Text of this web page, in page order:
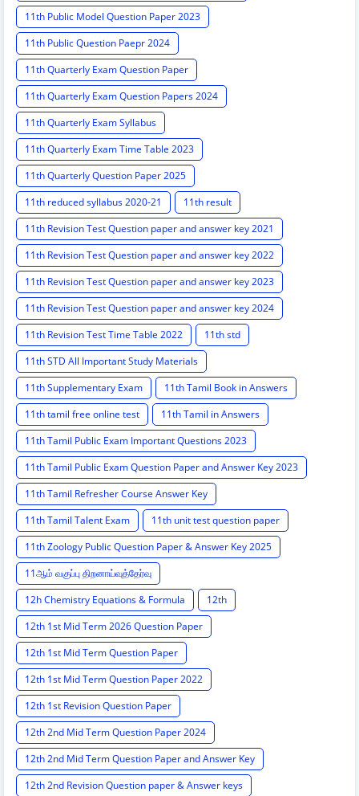
11th Public Model Question Paper 2023
11th Public Question Paepr 2024
11th Quarterly Exam Question Paper
11th Quarterly Exam Question Papers 2024
11th Quarterly Exam Syllabus
11th Quarterly Exam Time Table 2023
11th Quarterly Question Paper 2025
11th reduced syllabus 2020-21
11th result
11th Revision Test Question paper and answer key 2021
11th Revision Test Question paper and answer key 2022
11th Revision Test Question paper and answer key 2023
11th Revision Test Question paper and answer key 2024
11th Revision Test Time Table 2022
11th std
11th STD All Important Study Materials
11th Supplementary Exam
11th Tamil Book in Answers
11th tamil free online test
11th Tamil in Answers
11th Tamil Public Exam Important Questions 2023
11th Tamil Public Exam Question Paper and Answer Key 2023
11th Tamil Refresher Course Answer Key
11th Tamil Talent Exam
11th unit test question paper
11th Zoology Public Question Paper & Answer Key 2025
11ஆம் வகுப்பு திறனாய்வுத்தேர்வு
12h Chemistry Equations & Formula
12th
12th 1st Mid Term 2026 Question Paper
12th 1st Mid Term Question Paper
12th 1st Mid Term Question Paper 2022
12th 1st Revision Question Paper
12th 2nd Mid Term Question Paper 2024
12th 2nd Mid Term Question Paper and Answer Key
12th 2nd Revision Question paper & Answer keys